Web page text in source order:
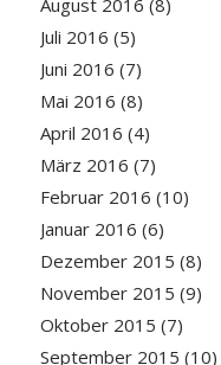
August 2016 (8)
Juli 2016 (5)
Juni 2016 (7)
Mai 2016 (8)
April 2016 (4)
März 2016 (7)
Februar 2016 (10)
Januar 2016 (6)
Dezember 2015 (8)
November 2015 (9)
Oktober 2015 (7)
September 2015 (10)